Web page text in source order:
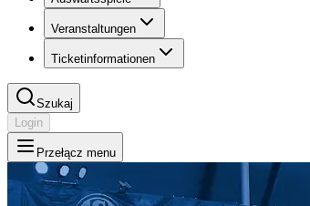
Veranstaltungen
Ticketinformationen
Szukaj
Login
Przełącz menu